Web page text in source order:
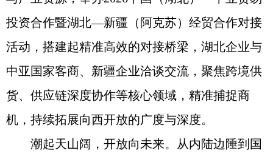
投资合作暨湖北—新疆（阿克苏）经贸合作对接
活动，搭建起精准高效的对接桥梁，湖北企业与
中亚国家客商、新疆企业洽谈交流，聚焦跨境供
货、供应链深度协作等核心领域，精准捕捉商
机，持续拓展向西开放的广度与深度。
潮起天山阔，开放向未来。从内陆边陲到国